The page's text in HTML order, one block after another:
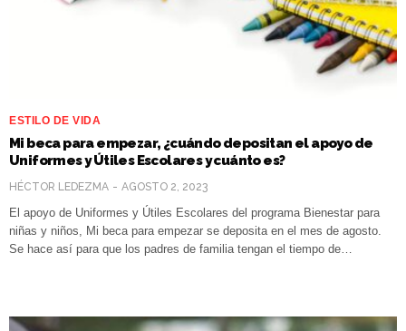
ESTILO DE VIDA
Mi beca para empezar, ¿cuándo depositan el apoyo de
Uniformes y Útiles Escolares y cuánto es?
HÉCTOR LEDEZMA AGOSTO 2, 2023
El apoyo de Uniformes y Útiles Escolares del programa Bienestar para
niñas y niños, Mi beca para empezar se deposita en el mes de agosto.
Se hace así para que los padres de familia tengan el tiempo de…